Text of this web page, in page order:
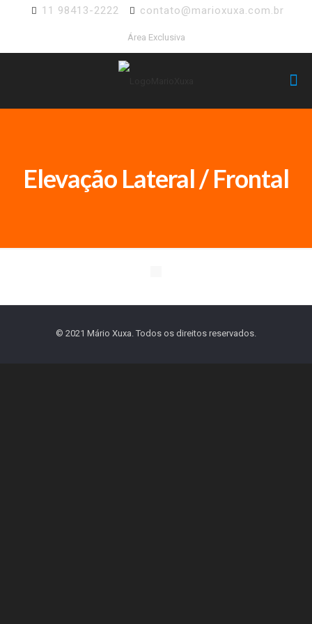
11 98413-2222 contato@marioxuxa.com.br
Área Exclusiva
Elevação Lateral / Frontal
© 2021 Mário Xuxa. Todos os direitos reservados.